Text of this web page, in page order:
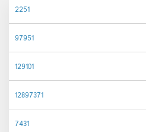
2251
97951
129101
12897371
7431